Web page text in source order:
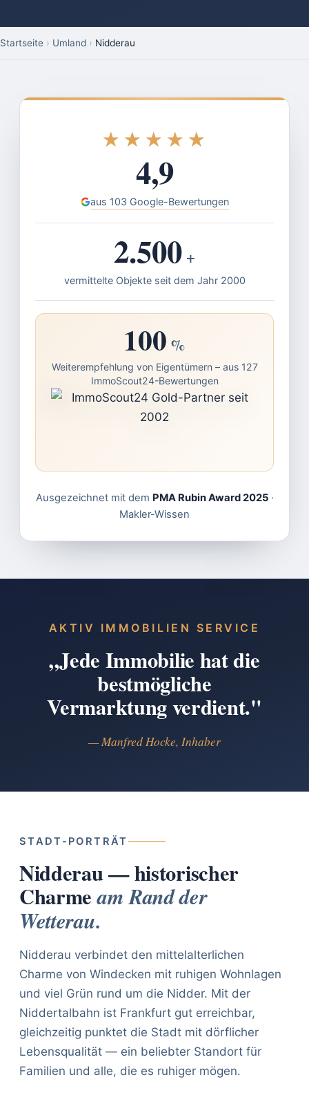
Startseite › Umland › Nidderau
★★★★★
★★★★★
4,9
aus 103 Google-Bewertungen
2.500 +
vermittelte Objekte seit dem Jahr 2000
100 %
Weiterempfehlung von Eigentümern – aus 127
ImmoScout24-Bewertungen
Ausgezeichnet mit dem PMA Rubin Award 2025·
Makler-Wissen
AKTIV IMMOBILIEN SERVICE
„Jede Immobilie hat die
bestmögliche
Vermarktung verdient."
— Manfred Hocke, Inhaber
STADT-PORTRÄT
Nidderau — historischer
Charmeam Rand der
Wetterau.
Nidderau verbindet den mittelalterlichen
Charme von Windecken mit ruhigen Wohnlagen
und viel Grün rund um die Nidder. Mit der
Niddertalbahn ist Frankfurt gut erreichbar,
gleichzeitig punktet die Stadt mit dörflicher
Lebensqualität — ein beliebter Standort für
Familien und alle, die es ruhiger mögen.